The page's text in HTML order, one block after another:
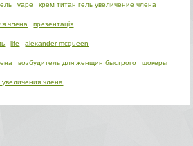
vape крем титан гель увеличение члена
члена презентація
life alexander mcqueen
возбудитель для женщин быстрого шокеры
увеличения члена